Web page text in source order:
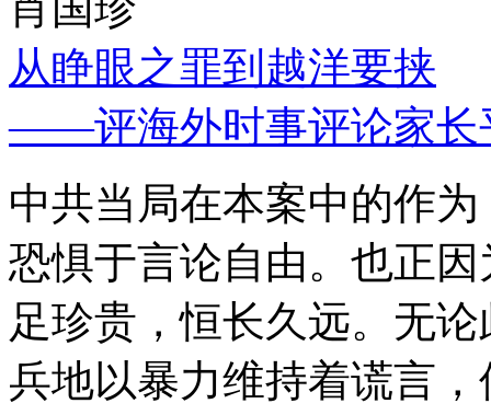
从睁眼之罪到越洋要挟
——评海外时事评论家长
中共当局在本案中的作
恐惧于言论自由。也正
足珍贵，恒长久远。无
兵地以暴力维持着谎言